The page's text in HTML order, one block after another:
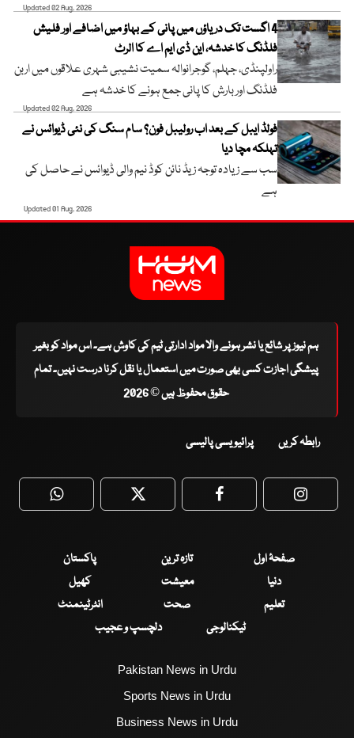
Updated 02 Aug, 2026
4 اگست تک دریاؤں میں پانی کے بہاؤ میں اضافے اور فلیش
فلڈنگ کا خدشہ، این ڈی ایم اے کا الرٹ
راولپنڈی، جہلم، گوجرانوالہ سمیت نشیبی شہری علاقوں میں اربن
فلڈنگ اور بارش کا پانی جمع ہونے کا خدشہ ہے
Updated 02 Aug, 2026
فولڈ ایبل کے بعد اب رولیبل فون؟ سام سنگ کی نئی ڈیوائس نے
تہلکہ مچا دیا
سب سے زیادہ توجہ زیڈ نائن کوڈ نیم والی ڈیوائس نے حاصل کی
ہے
Updated 01 Aug, 2026
ہم نیوز پر شائع یا نشر ہونے والا مواد ادارتی ٹیم کی کاوش ہے۔ اس مواد کو بغیر
پیشگی اجازت کسی بھی صورت میں استعمال یا نقل کرنا درست نہیں۔ تمام
حقوق محفوظ ہیں © 2026
رابطہ کریں پرائیویسی پالیسی
WhatsApp Twitter Facebook
صفحۂ اول تازہ ترین
پاکستان
دنیا
معیشت
کھیل
تعلیم
صحت
انٹرٹینمنٹ
ٹیکنالوجی
دلچسپ و عجیب
Pakistan News in Urdu
Sports News in Urdu
Business News in Urdu